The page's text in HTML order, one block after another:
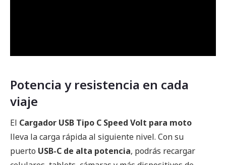
Potencia y resistencia en cada
viaje
El Cargador USB Tipo C Speed Volt para moto
lleva la carga rápida al siguiente nivel. Con su
puerto USB-C de alta potencia, podrás recargar